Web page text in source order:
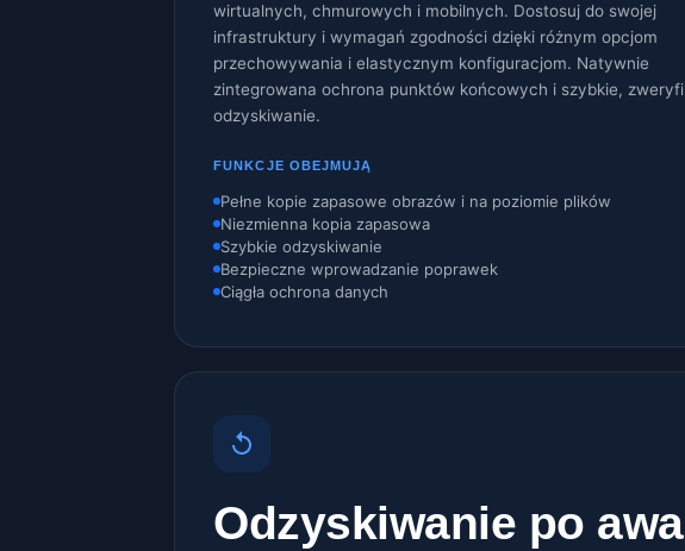
wirtualnych, chmurowych i mobilnych. Dostosuj do swojej
infrastruktury i wymagań zgodności dzięki różnym opcjom
przechowywania i elastycznym konfiguracjom. Natywnie
zintegrowana ochrona punktów końcowych i szybkie,
odzyskiwanie.
FUNKCJE OBEJMUJĄ
Pełne kopie zapasowe obrazów i na poziomie plików
Niezmienna kopia zapasowa
Szybkie odzyskiwanie
Bezpieczne wprowadzanie poprawek
Ciągła ochrona danych
Odzyskiwanie po